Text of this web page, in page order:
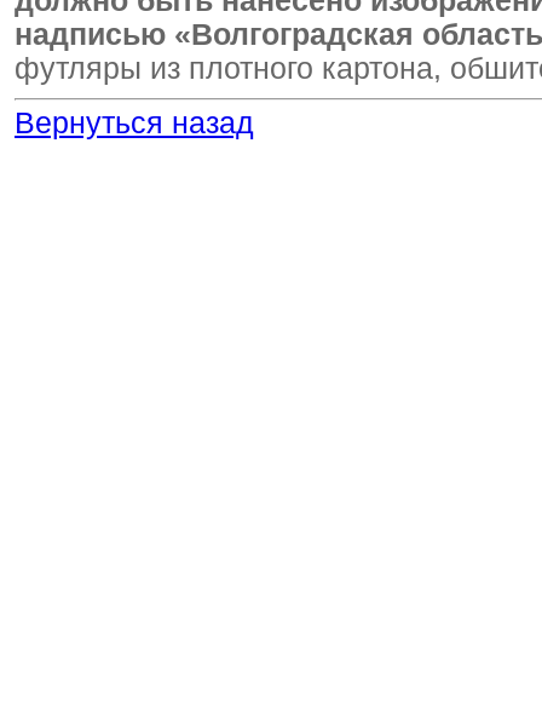
надписью «Волгоградская
футляры из плотного картона,
Вернуться назад